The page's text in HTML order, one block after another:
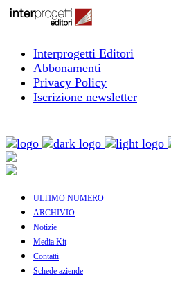
Interprogetti Editori
Abbonamenti
Privacy Policy
Iscrizione newsletter
ULTIMO NUMERO
ARCHIVIO
Notizie
Media Kit
Contatti
Schede aziende